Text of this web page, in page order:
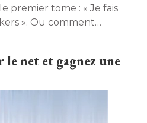
premier tome : « Je fais
». Ou comment
le net et gagnez une